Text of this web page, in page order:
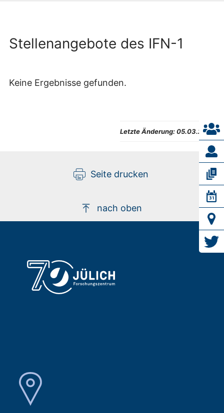
Stellenangebote des IFN-1
Keine Ergebnisse gefunden.
Letzte Änderung:05.03.2026
Seite drucken
nach oben